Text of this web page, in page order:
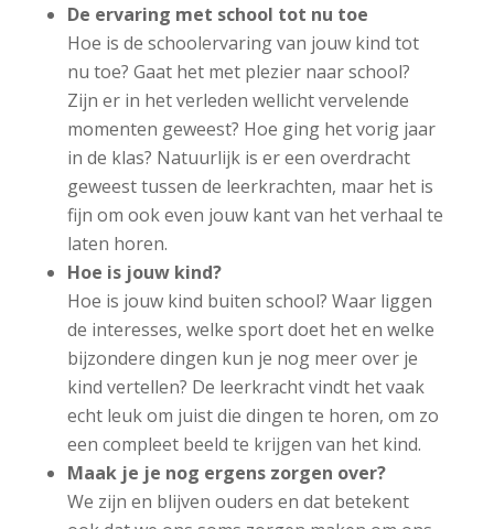
De ervaring met school tot nu toe
Hoe is de schoolervaring van jouw kind tot
nu toe? Gaat het met plezier naar school?
Zijn er in het verleden wellicht vervelende
momenten geweest? Hoe ging het vorig jaar
in de klas? Natuurlijk is er een overdracht
geweest tussen de leerkrachten, maar het is
fijn om ook even jouw kant van het verhaal te
laten horen.
Hoe is jouw kind?
Hoe is jouw kind buiten school? Waar liggen
de interesses, welke sport doet het en welke
bijzondere dingen kun je nog meer over je
kind vertellen? De leerkracht vindt het vaak
echt leuk om juist die dingen te horen, om zo
een compleet beeld te krijgen van het kind.
Maak je je nog ergens zorgen over?
We zijn en blijven ouders en dat betekent